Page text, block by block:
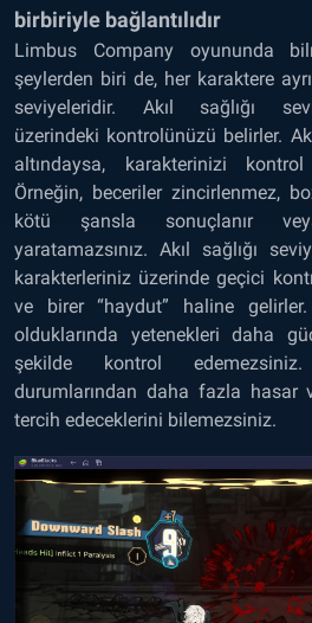
birbiriyle bağlantılıdır
Limbus Company oyununda
şeylerden biri de, her karaktere
seviyeleridir. Akıl sağlığı
üzerindeki kontrolünüzü belirler.
altındaysa, karakterinizi kontrol
Örneğin, beceriler zincirlenmez,
kötü şansla sonuçlanır
yaratamazsınız. Akıl sağlığı
karakterleriniz üzerinde geçici
ve birer “haydut” haline
olduklarında yetenekleri daha
şekilde kontrol
durumlarından daha fazla hasar
tercih edeceklerini bilemezsiniz.